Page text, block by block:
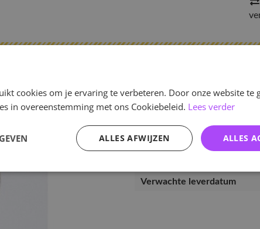
Artikelnummer
EAN nummer
Pre-order tot
Verwachte leverdatum
cookies om je ervaring te verbeteren. Door onze website te
in overeenstemming met ons Cookiebeleid. Lees verder
ALLES
ALLES AFWIJZEN